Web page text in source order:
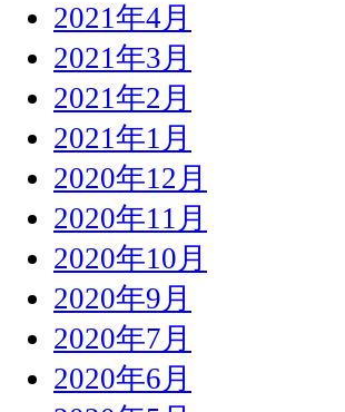
2021年4月
2021年3月
2021年2月
2021年1月
2020年12月
2020年11月
2020年10月
2020年9月
2020年7月
2020年6月